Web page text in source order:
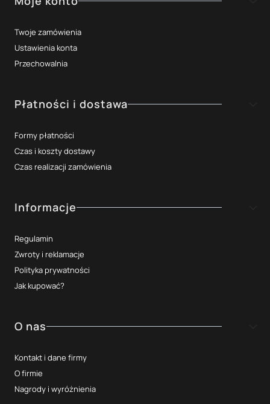
Twoje zamówienia
Ustawienia konta
Przechowalnia
Płatności i dostawa
Formy płatności
Czas i koszty dostawy
Czas realizacji zamówienia
Informacje
Regulamin
Zwroty i reklamacje
Polityka prywatności
Jak kupować?
O nas
Kontakt i dane firmy
O firmie
Nagrody i wyróżnienia